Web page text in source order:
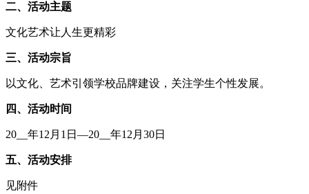
二、活动主题
文化艺术让人生更精彩
三、活动宗旨
以文化、艺术引领学校品牌建设，关注学生个性发展。
四、活动时间
20__年12月1日—20__年12月30日
五、活动安排
见附件